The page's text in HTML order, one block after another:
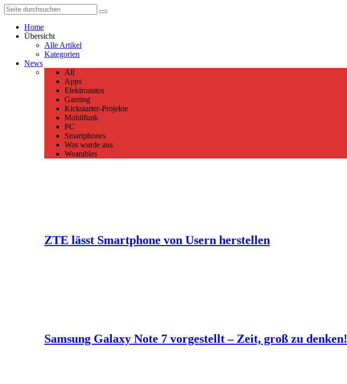
Home
Übersicht
Alle Artikel
Kategorien
News
All
Apps
Elektroautos
Gaming
Kickstarter-Projekte
Mobilfunk
PC
Smartphones
Was wurde aus
Wearables
ZTE lässt Smartphone von Usern herstellen
Samsung Galaxy Note 7 vorgestellt – Zeit, groß zu denken!